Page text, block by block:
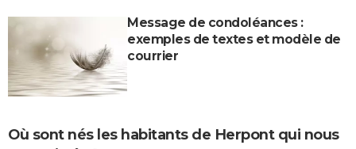
Message de condoléances :
exemples de textes et modèle de
courrier
Où sont nés les habitants de Herpont qui nous